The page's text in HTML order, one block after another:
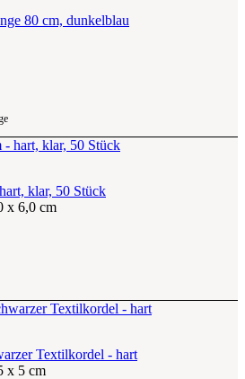
80 cm, dunkelblau
klar, 50 Stück
x 6,0 cm
Textilkordel - hart
x 5 cm